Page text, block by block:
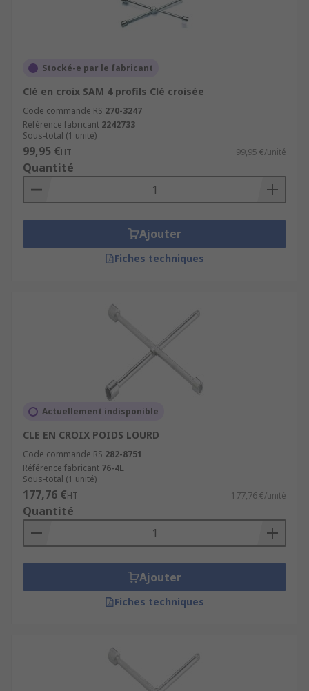
Stocké-e par le fabricant
Clé en croix SAM 4 profils Clé croisée
Code commande RS 270-3247
Référence fabricant 2242733
Sous-total (1 unité)
99,95 €HT 99,95 €/unité
Quantité
Ajouter
Fiches techniques
Actuellement indisponible
CLE EN CROIX POIDS LOURD
Code commande RS 282-8751
Référence fabricant 76-4L
Sous-total (1 unité)
177,76 €HT 177,76 €/unité
Quantité
Ajouter
Fiches techniques